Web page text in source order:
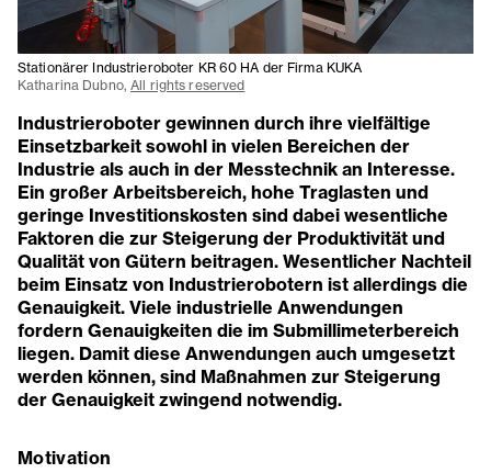
Stationärer Industrieroboter KR 60 HA der Firma KUKA
Katharina Dubno,All rights reserved
Industrieroboter gewinnen durch ihre vielfältige
Einsetzbarkeit sowohl in vielen Bereichen der
Industrie als auch in der Messtechnik an Interesse.
Ein großer Arbeitsbereich, hohe Traglasten und
geringe Investitionskosten sind dabei wesentliche
Faktoren die zur Steigerung der Produktivität und
Qualität von Gütern beitragen. Wesentlicher Nachteil
beim Einsatz von Industrierobotern ist allerdings die
Genauigkeit. Viele industrielle Anwendungen
fordern Genauigkeiten die im Submillimeterbereich
liegen. Damit diese Anwendungen auch umgesetzt
werden können, sind Maßnahmen zur Steigerung
der Genauigkeit zwingend notwendig.
Motivation